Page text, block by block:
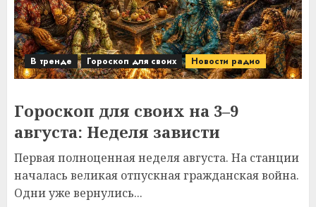
В тренде Гороскоп для своих Новости радио
Гороскоп для своих на 3–9
августа: Неделя зависти
Первая полноценная неделя августа. На станции
началась великая отпускная гражданская война.
Одни уже вернулись...